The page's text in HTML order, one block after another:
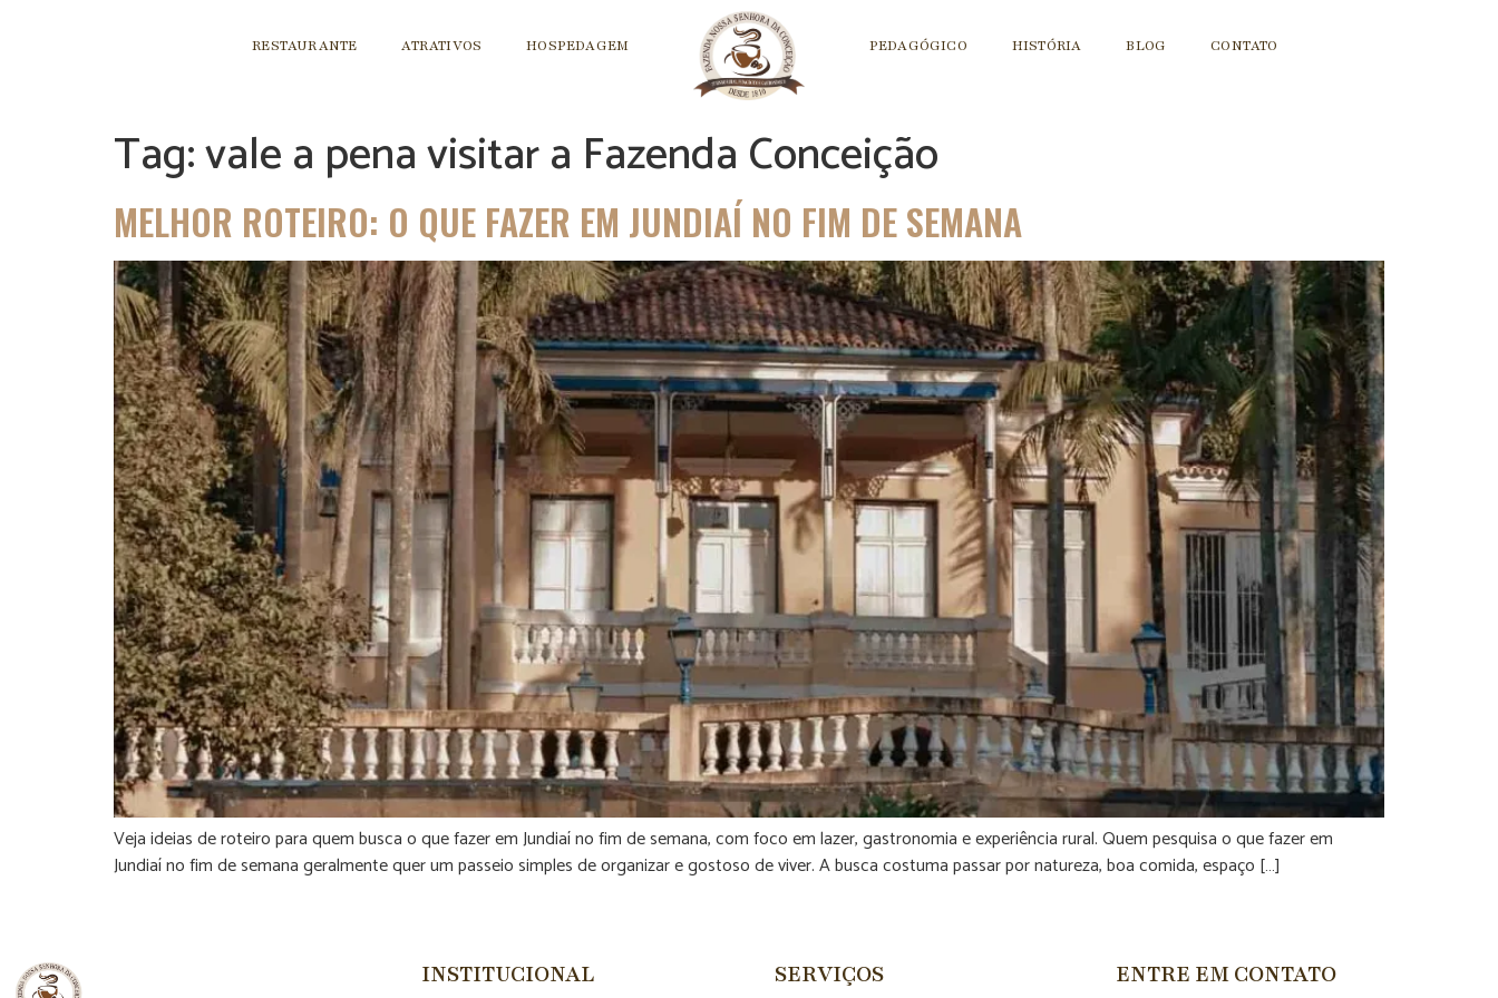
RESTAURANTE ATRATIVOS HOSPEDAGEM PEDAGÓGICO HISTÓRIA BLOG CONTATO
Tag:vale a pena visitar a Fazenda Conceição
MELHOR ROTEIRO: O QUE FAZER EM JUNDIAÍ NO FIM DE SEMANA
Veja ideias de roteiro para quem busca o que fazer em Jundiaí no fim de semana, com foco em lazer, gastronomia e experiência rural. Quem pesquisa o que fazer em
Jundiaí no fim de semana geralmente quer um passeio simples de organizar e gostoso de viver. A busca costuma passar por natureza, boa comida, espaço […]
INSTITUCIONAL SERVIÇOS ENTRE EM CONTATO